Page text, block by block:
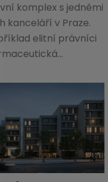
komplex s jedněmi
kanceláří v Praze.
elitní právníci